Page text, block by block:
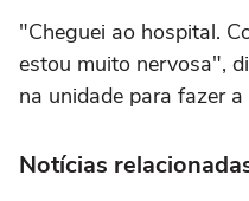
"Cheguei ao hospital.
estou muito nervosa",
na unidade para fazer
Notícias